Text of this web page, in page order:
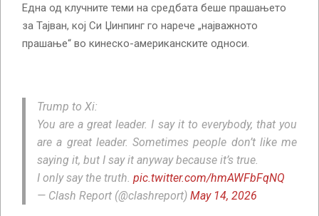
Една од клучните теми на средбата беше прашањето
за Тајван, кој Си Џинпинг го нарече „најважното
прашање“ во кинеско-американските односи.
Trump to Xi:
You are a great leader. I say it to everybody, that you
are a great leader. Sometimes people don’t like me
saying it, but I say it anyway because it’s true.
I only say the truth. pic.twitter.com/hmAWFbFqNQ
— Clash Report (@clashreport) May 14, 2026